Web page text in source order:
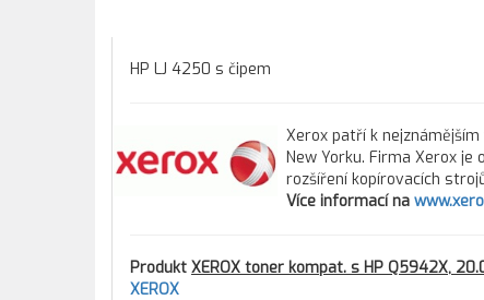
HP LJ 4250 s čipem
Xerox patří k
New Yorku. Firma Xerox
rozšíření kopírovacích
Více informací na
Produkt XEROX toner kompat. s HP Q5942X,
XEROX